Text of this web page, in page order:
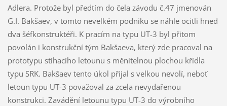
Adlera. Protože byl předtím do čela závodu č.47 jmenován
G.I. Bakšaev, v tomto nevelkém podniku se náhle ocitli hned
dva šéfkonstruktéři. K pracím na typu UT-3 byl přitom
povolán i konstrukční tým Bakšaeva, který zde pracoval na
prototypu stíhacího letounu s měnitelnou plochou křídla
typu SRK. Bakšaev tento úkol přijal s velkou nevolí, neboť
letoun typu UT-3 považoval za zcela nevydařenou
konstrukci. Zavádění letounu typu UT-3 do výrobního